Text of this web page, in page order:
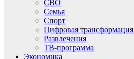
СВО
Семья
Спорт
Цифровая трансформация
Развлечения
ТВ-программа
Экономика